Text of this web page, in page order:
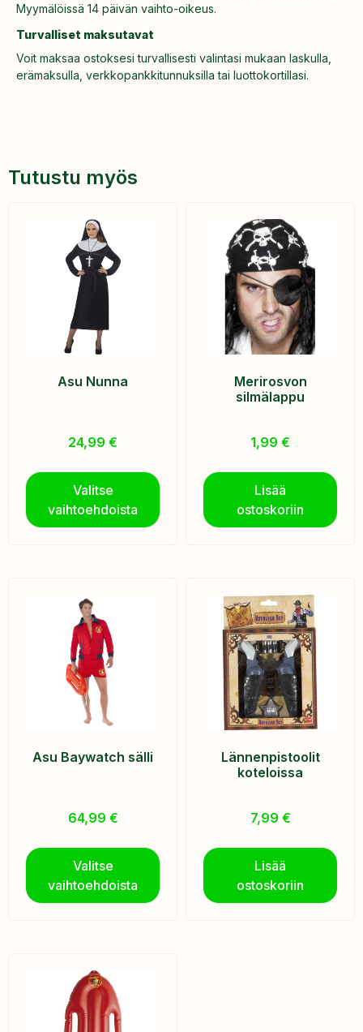
Myymälöissä 14 päivän vaihto-oikeus.
Turvalliset maksutavat
Voit maksaa ostoksesi turvallisesti valintasi mukaan laskulla,
erämaksulla, verkkopankkitunnuksilla tai luottokortillasi.
Tutustu myös
Asu Nunna
24,99 €
Valitse
vaihtoehdoista
Merirosvon
silmälappu
1,99 €
Lisää
ostoskoriin
Asu Baywatch sälli
64,99 €
Valitse
vaihtoehdoista
Lännenpistoolit
koteloissa
7,99 €
Lisää
ostoskoriin